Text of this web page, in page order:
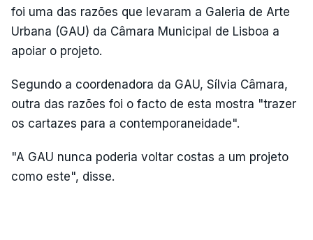
foi uma das razões que levaram a Galeria de Arte
Urbana (GAU) da Câmara Municipal de Lisboa a
apoiar o projeto.
Segundo a coordenadora da GAU, Sílvia Câmara,
outra das razões foi o facto de esta mostra "trazer
os cartazes para a contemporaneidade".
"A GAU nunca poderia voltar costas a um projeto
como este", disse.